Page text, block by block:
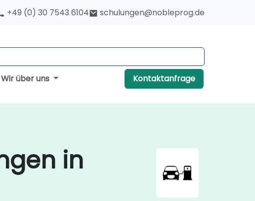
+49 (0) 30 7543 6104 schulungen@nobleprog.de
Wir über uns Kontaktanfrage
in